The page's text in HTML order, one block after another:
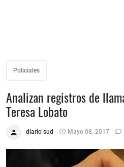
Policiales
Analizan registros de
Teresa Lobato
diario sud Mayo 08, 2017